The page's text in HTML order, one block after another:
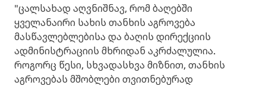
"ცალსახად აღვნიშნავ, რომ ბაღებში
ყველანაირი სახის თანხის აგროვება
მასწავლებლებისა და ბაღის დირექციის
ადმინისტრაციის მხრიდან აკრძალულია.
როგორც წესი, სხვადასხვა მიზნით, თანხის
აგროვებას მშობლები თვითნებურად